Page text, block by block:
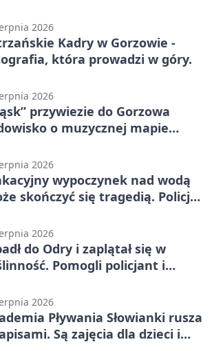
2026
Kadry w Gorzowie -
która prowadzi w góry.
2026
przywiezie do Gorzowa
o muzycznej mapie
2026
wypoczynek nad wodą
skończyć się tragedią. Policja
2026
do Odry i zaplątał się w
Pomogli policjant i
2026
Pływania Słowianki rusza
Są zajęcia dla dzieci i